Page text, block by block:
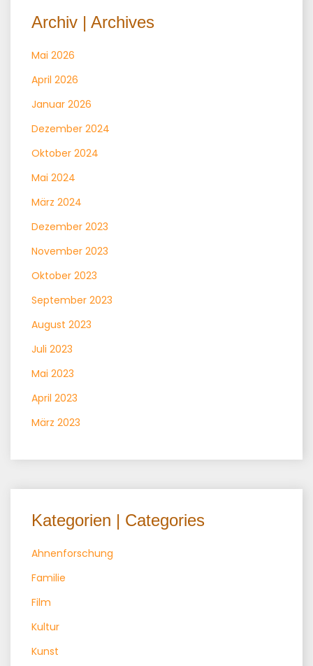
Archiv | Archives
Mai 2026
April 2026
Januar 2026
Dezember 2024
Oktober 2024
Mai 2024
März 2024
Dezember 2023
November 2023
Oktober 2023
September 2023
August 2023
Juli 2023
Mai 2023
April 2023
März 2023
Kategorien | Categories
Ahnenforschung
Familie
Film
Kultur
Kunst